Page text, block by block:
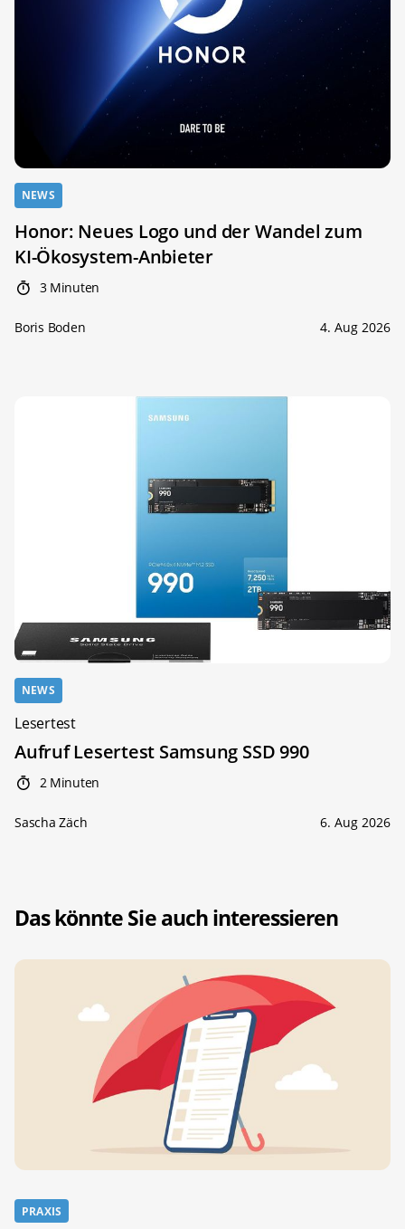
NEWS
Honor: Neues Logo und der Wandel zum
KI-Ökosystem-Anbieter
3 Minuten
Boris Boden 4. Aug 2026
NEWS
Lesertest
Aufruf Lesertest Samsung SSD 990
2 Minuten
Sascha Zäch 6. Aug 2026
Das könnte Sie auch interessieren
PRAXIS